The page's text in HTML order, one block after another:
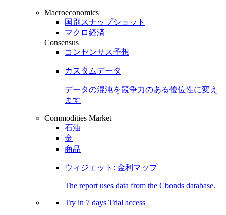
Macroeconomics
国別スナップショット
マクロ経済
Consensus
コンセンサス予想
カスタムデータ
データの混沌を競争力のある優位性に変え
ます
Commodities Market
石油
金
商品
ウィジェット: 金利マップ
The report uses data from the Cbonds database.
Try in 7 days Trial access